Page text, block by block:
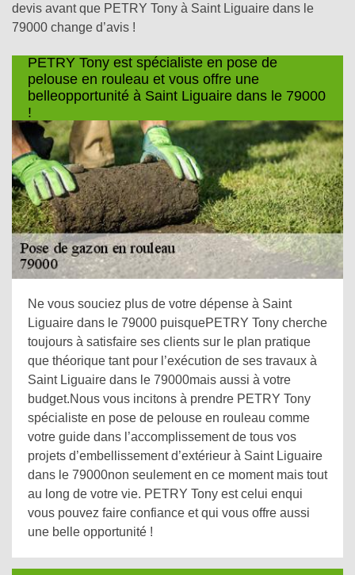
devis avant que PETRY Tony à Saint Liguaire dans le
79000 change d’avis !
PETRY Tony est spécialiste en pose de
pelouse en rouleau et vous offre une
belleopportunité à Saint Liguaire dans le 79000
!
Ne vous souciez plus de votre dépense à Saint
Liguaire dans le 79000 puisquePETRY Tony cherche
toujours à satisfaire ses clients sur le plan pratique
que théorique tant pour l’exécution de ses travaux à
Saint Liguaire dans le 79000mais aussi à votre
budget.Nous vous incitons à prendre PETRY Tony
spécialiste en pose de pelouse en rouleau comme
votre guide dans l’accomplissement de tous vos
projets d’embellissement d’extérieur à Saint Liguaire
dans le 79000non seulement en ce moment mais tout
au long de votre vie. PETRY Tony est celui enqui
vous pouvez faire confiance et qui vous offre aussi
une belle opportunité !